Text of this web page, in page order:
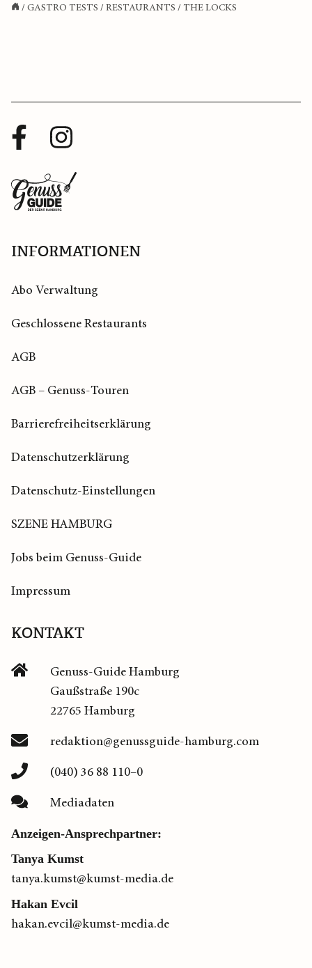
/ GASTRO TESTS / RESTAURANTS / THE LOCKS
Facebook
Profil
Instagram
Zurück
zur
INFORMATIONEN
Abo Verwaltung
Geschlossene Restaurants
AGB
AGB – Genuss-Touren
Barrierefreiheitserklärung
Datenschutzerklärung
Datenschutz-Einstellungen
SZENE HAMBURG
Jobs beim Genuss-Guide
Impressum
KONTAKT
Genuss-Guide Hamburg
Gaußstraße 190c
22765 Hamburg
redaktion@genussguide-hamburg.com
(040) 36 88 110–0
Mediadaten
Anzeigen-Ansprechpartner:
Tanya Kumst
tanya.kumst@kumst-media.de
Hakan Evcil
hakan.evcil@kumst-media.de